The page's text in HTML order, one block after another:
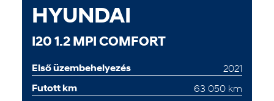
HYUNDAI
I20 1.2 MPI COMFORT
Első üzembehelyezés
2021
Futott km
63 050 km